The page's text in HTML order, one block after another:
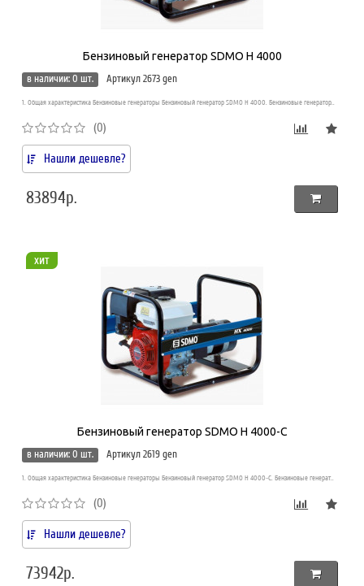
Бензиновый генератор SDMO H 4000
в наличии: 0 шт.
Артикул 2673 gen
1. Общая характеристика Бензиновые генераторы Бензиновый генератор SDMO H 4000. Бензиновые генератор..
(0)
Нашли дешевле?
83894р.
хит
Бензиновый генератор SDMO H 4000-C
в наличии: 0 шт.
Артикул 2619 gen
1. Общая характеристика Бензиновые генераторы Бензиновый генератор SDMO H 4000-C. Бензиновые генерат..
(0)
Нашли дешевле?
73942р.